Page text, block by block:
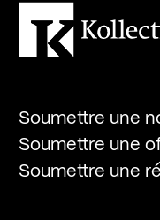
Soumettre une
Soumettre une
Soumettre une